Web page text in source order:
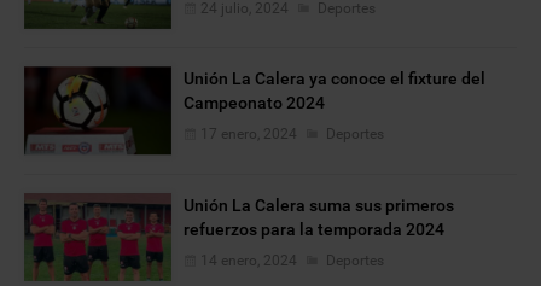
24 julio, 2024 Deportes
Unión La Calera ya conoce el fixture del
Campeonato 2024
17 enero, 2024 Deportes
Unión La Calera suma sus primeros
refuerzos para la temporada 2024
14 enero, 2024 Deportes